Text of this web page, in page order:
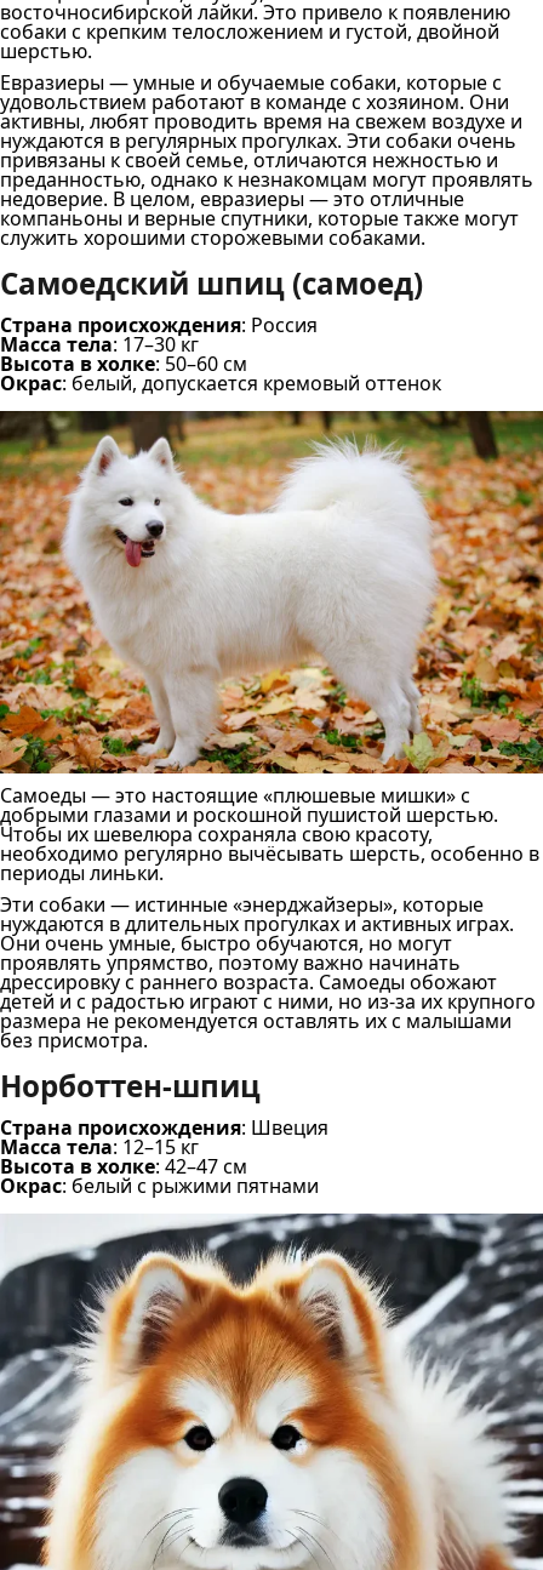
восточносибирской лайки. Это привело к появлению
собаки с крепким телосложением и густой, двойной
шерстью.
Евразиеры — умные и обучаемые собаки, которые с
удовольствием работают в команде с хозяином. Они
активны, любят проводить время на свежем воздухе и
нуждаются в регулярных прогулках. Эти собаки очень
привязаны к своей семье, отличаются нежностью и
преданностью, однако к незнакомцам могут проявлять
недоверие. В целом, евразиеры — это отличные
компаньоны и верные спутники, которые также могут
служить хорошими сторожевыми собаками.
Самоедский шпиц (самоед)
Страна происхождения: Россия
Масса тела: 17–30 кг
Высота в холке: 50–60 см
Окрас: белый, допускается кремовый оттенок
Самоеды — это настоящие «плюшевые мишки» с
добрыми глазами и роскошной пушистой шерстью.
Чтобы их шевелюра сохраняла свою красоту,
необходимо регулярно вычёсывать шерсть, особенно в
периоды линьки.
Эти собаки — истинные «энерджайзеры», которые
нуждаются в длительных прогулках и активных играх.
Они очень умные, быстро обучаются, но могут
проявлять упрямство, поэтому важно начинать
дрессировку с раннего возраста. Самоеды обожают
детей и с радостью играют с ними, но из-за их крупного
размера не рекомендуется оставлять их с малышами
без присмотра.
Норботтен-шпиц
Страна происхождения: Швеция
Масса тела: 12–15 кг
Высота в холке: 42–47 см
Окрас: белый с рыжими пятнами